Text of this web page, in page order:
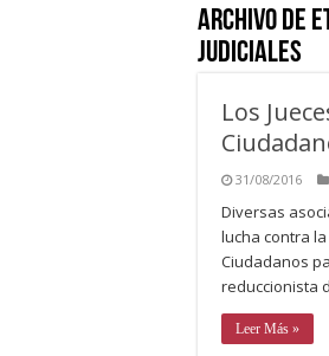
Archivo de
judiciales
Los
31/08/2016
Diversas
lucha contra
Ciudadanos
reduccionista
Leer Más »